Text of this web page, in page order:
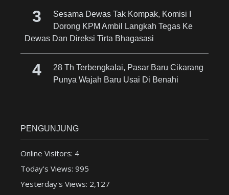
Sesama Dewas Tak Kompak, Komisi I
Dorong KPM Ambil Langkah Tegas Ke
Dewas Dan Direksi Tirta Bhagasasi
28 Th Terbengkalai, Pasar Baru Cikarang
Punya Wajah Baru Usai Di Benahi
PENGUNJUNG
Online Visitors: 4
Today's Views: 995
Yesterday's Views: 2,127